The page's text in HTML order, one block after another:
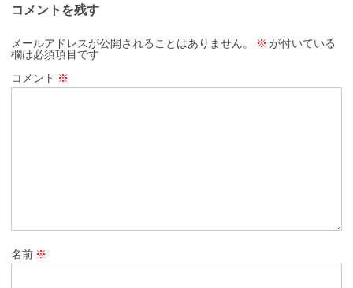
コメントを残す
メールアドレスが公開されることはありません。 ※ が付いている
欄は必須項目です
コメント ※
名前 ※